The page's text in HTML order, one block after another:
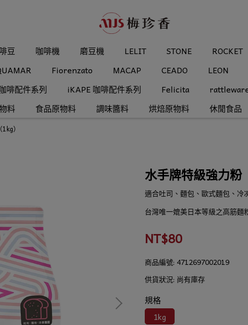
豆 咖啡機 磨豆機 LELIT STONE
ROCKET
Fiorenzato MACAP CEADO
LEON
啡配件系列 iKAPE 咖啡配件系列 Felicita
料
食品原物料 調味醬料 烘焙原物料 休閒食品
）
水手牌特級強力粉
適合吐司、麵包、歐式麵包、冷
台灣唯一媲美日本等級之高筋麵
NT$80
商品編號: 4712697002019
供貨狀況: 尚有庫存
規格
1kg